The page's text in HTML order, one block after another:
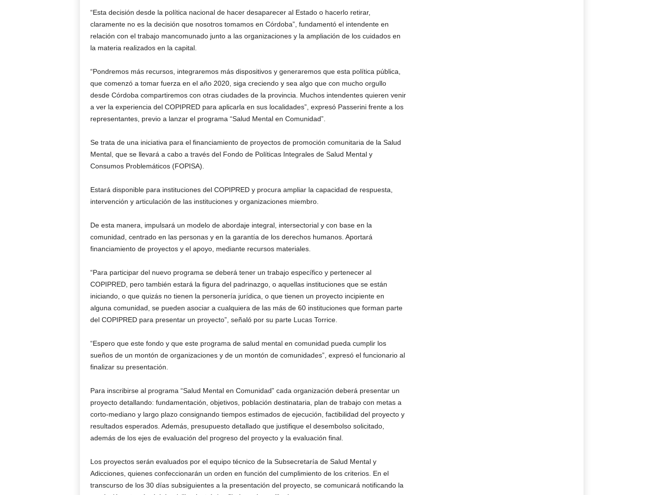
“Esta decisión desde la política nacional de hacer desaparecer al Estado o hacerlo retirar,
claramente no es la decisión que nosotros tomamos en Córdoba”, fundamentó el intendente en
relación con el trabajo mancomunado junto a las organizaciones y la ampliación de los cuidados en
la materia realizados en la capital.
“Pondremos más recursos, integraremos más dispositivos y generaremos que esta política pública,
que comenzó a tomar fuerza en el año 2020, siga creciendo y sea algo que con mucho orgullo
desde Córdoba compartiremos con otras ciudades de la provincia. Muchos intendentes quieren venir
a ver la experiencia del COPIPRED para aplicarla en sus localidades”, expresó Passerini frente a los
representantes, previo a lanzar el programa “Salud Mental en Comunidad”.
Se trata de una iniciativa para el financiamiento de proyectos de promoción comunitaria de la Salud
Mental, que se llevará a cabo a través del Fondo de Políticas Integrales de Salud Mental y
Consumos Problemáticos (FOPISA).
Estará disponible para instituciones del COPIPRED y procura ampliar la capacidad de respuesta,
intervención y articulación de las instituciones y organizaciones miembro.
De esta manera, impulsará un modelo de abordaje integral, intersectorial y con base en la
comunidad, centrado en las personas y en la garantía de los derechos humanos. Aportará
financiamiento de proyectos y el apoyo, mediante recursos materiales.
“Para participar del nuevo programa se deberá tener un trabajo específico y pertenecer al
COPIPRED, pero también estará la figura del padrinazgo, o aquellas instituciones que se están
iniciando, o que quizás no tienen la personería jurídica, o que tienen un proyecto incipiente en
alguna comunidad, se pueden asociar a cualquiera de las más de 60 instituciones que forman parte
del COPIPRED para presentar un proyecto”, señaló por su parte Lucas Torrice.
“Espero que este fondo y que este programa de salud mental en comunidad pueda cumplir los
sueños de un montón de organizaciones y de un montón de comunidades”, expresó el funcionario al
finalizar su presentación.
Para inscribirse al programa “Salud Mental en Comunidad” cada organización deberá presentar un
proyecto detallando: fundamentación, objetivos, población destinataria, plan de trabajo con metas a
corto-mediano y largo plazo consignando tiempos estimados de ejecución, factibilidad del proyecto y
resultados esperados. Además, presupuesto detallado que justifique el desembolso solicitado,
además de los ejes de evaluación del progreso del proyecto y la evaluación final.
Los proyectos serán evaluados por el equipo técnico de la Subsecretaría de Salud Mental y
Adicciones, quienes confeccionarán un orden en función del cumplimiento de los criterios. En el
transcurso de los 30 días subsiguientes a la presentación del proyecto, se comunicará notificando la